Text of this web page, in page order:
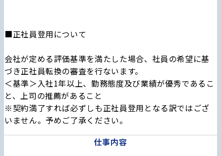
■正社員登用について
会社が定める評価基準を満たした場合、社員の希望に基
づき正社員転換の審査を行ないます。
＜基準＞入社1年以上、勤務態度及び業績が優秀であるこ
と、上司の推薦があること
※契約満了すれば必ずしも正社員登用となる訳ではござ
いません。予めご了承ください。
仕事内容